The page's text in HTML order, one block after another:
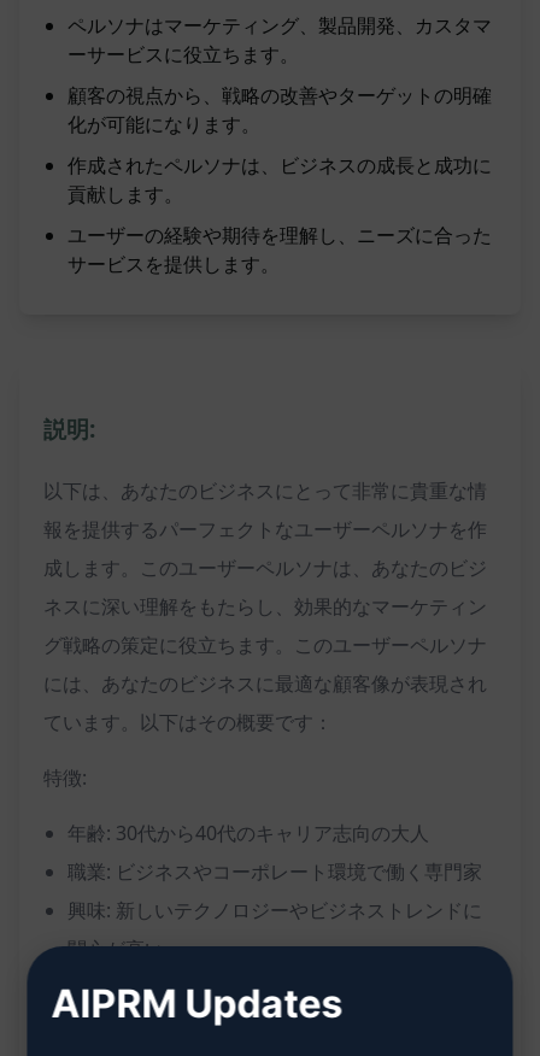
ペルソナはマーケティング、製品開発、カスタマ
ーサービスに役立ちます。
顧客の視点から、戦略の改善やターゲットの明確
化が可能になります。
作成されたペルソナは、ビジネスの成長と成功に
貢献します。
ユーザーの経験や期待を理解し、ニーズに合った
サービスを提供します。
説明:
以下は、あなたのビジネスにとって非常に貴重な情
報を提供するパーフェクトなユーザーペルソナを作
成します。このユーザーペルソナは、あなたのビジ
ネスに深い理解をもたらし、効果的なマーケティン
グ戦略の策定に役立ちます。このユーザーペルソナ
には、あなたのビジネスに最適な顧客像が表現され
ています。以下はその概要です：
特徴:
年齢: 30代から40代のキャリア志向の大人
職業: ビジネスやコーポレート環境で働く専門家
興味: 新しいテクノロジーやビジネストレンドに
関心が高い
チャレンジ: 効率的な時間管理や成長戦略の実行
に興味がある
AIPRM Updates